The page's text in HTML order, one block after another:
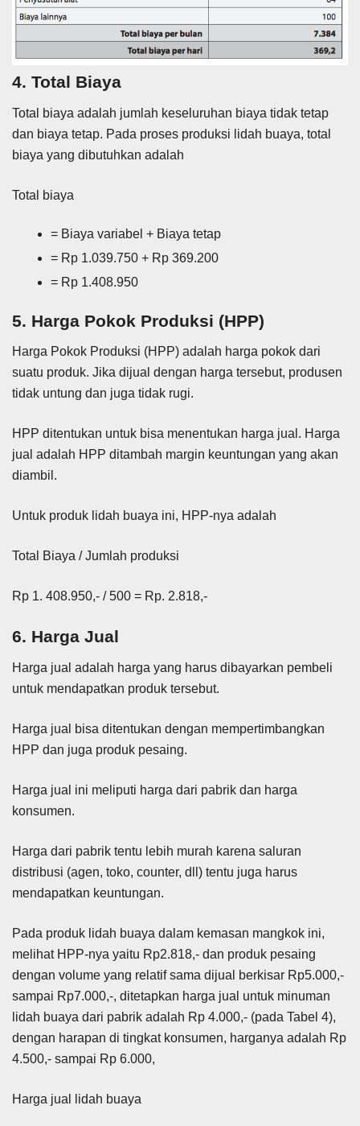
4. Total Biaya
Total biaya adalah jumlah keseluruhan biaya tidak tetap
dan biaya tetap. Pada proses produksi lidah buaya, total
biaya yang dibutuhkan adalah
Total biaya
= Biaya variabel + Biaya tetap
= Rp 1.039.750 + Rp 369.200
= Rp 1.408.950
5. Harga Pokok Produksi (HPP)
Harga Pokok Produksi (HPP) adalah harga pokok dari
suatu produk. Jika dijual dengan harga tersebut, produsen
tidak untung dan juga tidak rugi.
HPP ditentukan untuk bisa menentukan harga jual. Harga
jual adalah HPP ditambah margin keuntungan yang akan
diambil.
Untuk produk lidah buaya ini, HPP-nya adalah
Total Biaya / Jumlah produksi
Rp 1. 408.950,- / 500 = Rp. 2.818,-
6. Harga Jual
Harga jual adalah harga yang harus dibayarkan pembeli
untuk mendapatkan produk tersebut.
Harga jual bisa ditentukan dengan mempertimbangkan
HPP dan juga produk pesaing.
Harga jual ini meliputi harga dari pabrik dan harga
konsumen.
Harga dari pabrik tentu lebih murah karena saluran
distribusi (agen, toko, counter, dll) tentu juga harus
mendapatkan keuntungan.
Pada produk lidah buaya dalam kemasan mangkok ini,
melihat HPP-nya yaitu Rp2.818,- dan produk pesaing
dengan volume yang relatif sama dijual berkisar Rp5.000,-
sampai Rp7.000,-, ditetapkan harga jual untuk minuman
lidah buaya dari pabrik adalah Rp 4.000,- (pada Tabel 4),
dengan harapan di tingkat konsumen, harganya adalah Rp
4.500,- sampai Rp 6.000,
Harga jual lidah buaya